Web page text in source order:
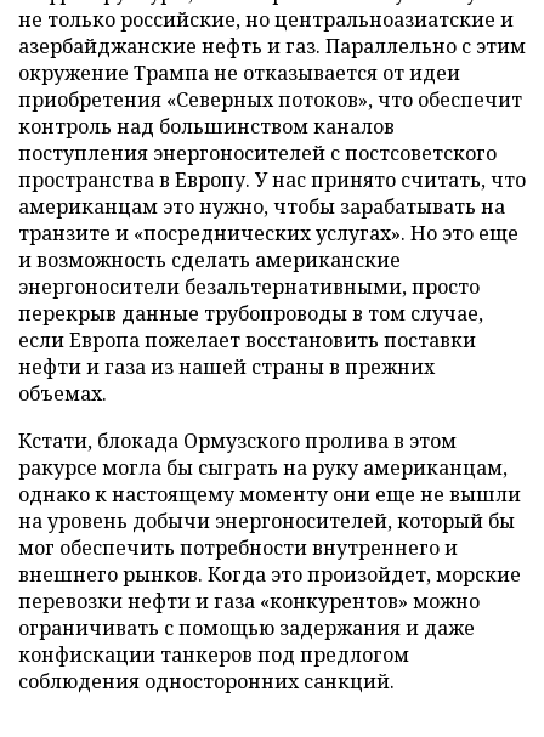
не только российские, но центральноазиатские и
азербайджанские нефть и газ. Параллельно с этим
окружение Трампа не отказывается от идеи
приобретения «Северных потоков», что обеспечит
контроль над большинством каналов
поступления энергоносителей с постсоветского
пространства в Европу. У нас принято считать, что
американцам это нужно, чтобы зарабатывать на
транзите и «посреднических услугах». Но это еще
и возможность сделать американские
энергоносители безальтернативными, просто
перекрыв данные трубопроводы в том случае,
если Европа пожелает восстановить поставки
нефти и газа из нашей страны в прежних
объемах.
Кстати, блокада Ормузского пролива в этом
ракурсе могла бы сыграть на руку американцам,
однако к настоящему моменту они еще не вышли
на уровень добычи энергоносителей, который бы
мог обеспечить потребности внутреннего и
внешнего рынков. Когда это произойдет, морские
перевозки нефти и газа «конкурентов» можно
ограничивать с помощью задержания и даже
конфискации танкеров под предлогом
соблюдения односторонних санкций.